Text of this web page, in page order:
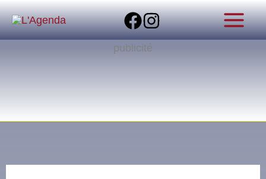
Aller
au
contenu
publicité